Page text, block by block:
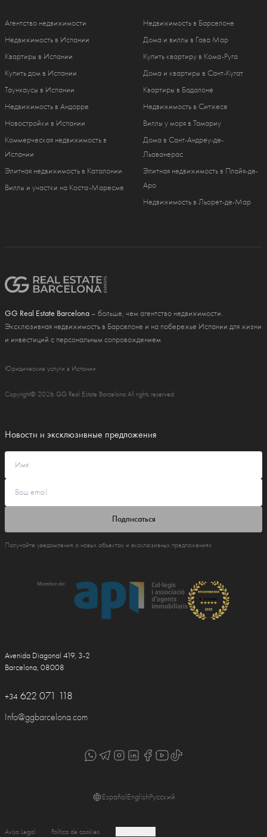
Агентство недвижимости
Недвижимость в Испании
Квартиры в Испании
Купить дом в Испании
Таунхаусы в Испании
Недвижимость в Андорре
Новостройки в Испании
Коммерческая недвижимость в
Испании
Элитная недвижимость в Каталонии
Виллы и участки на Коста-Маресме
Недвижимость в Барселоне
Дома и виллы в Гава Мар
Купить квартиру в Кома-Руга
Дома и квартиры в Сант-Кугат
Квартиры в Бадалоне
Недвижимость в Ситжесе
Виллы у моря в Тамариу
Дома в Сант-Андреу-де-
Льаванерас
Элитная недвижимость в Плайя-де-
Аро
Недвижимость в Льорет-де-Мар
GG Real Estate Barcelona – больше, чем агентство недвижимости.
Эксклюзивная недвижимость в Барселоне и на побережье Испании для жизни
и инвестиций с персональным сопровождением
Юридические услуги в Испании
Copyright© 2026 GG Real Estate Barcelona All rights reserved
Новости и эксклюзивные предложения
Подписаться
Получайте уведомления о новых объектах и эксклюзивных предложениях
Avenida Diagonal 419, 3-2
Barcelona, 08008
+34 622 071 118
Info@ggbarcelona.com
EspañolEnglishРусский
Aviso Legal Política de cookies